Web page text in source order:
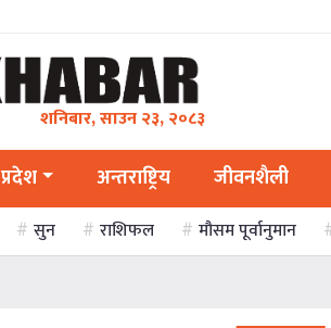
शनिबार, साउन २३, २०८३
प्रदेश अन्तराष्ट्रिय जीवनशैली
सुन राशिफल मौसम पूर्वानुमान